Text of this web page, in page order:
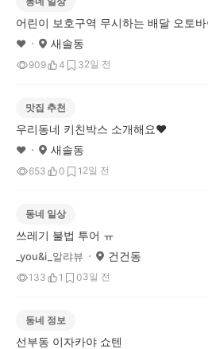
어린이 보호구역 무시하는 배달 오토
♥️ 새솔동
909 4 32일 전
맛집 추천
우리동네 키친박스 소개해요❤️
♥️ 새솔동
653 0 1 2일 전
동네 일상
쓰레기 불법 투어 ㅠ
_you&i_알랴뷰 건건동
133 1 03일 전
동네 정보
선부동 이자카야 쇼텐